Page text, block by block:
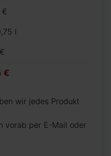
€
l
€
wir jedes Produkt
vorab per E-Mail oder